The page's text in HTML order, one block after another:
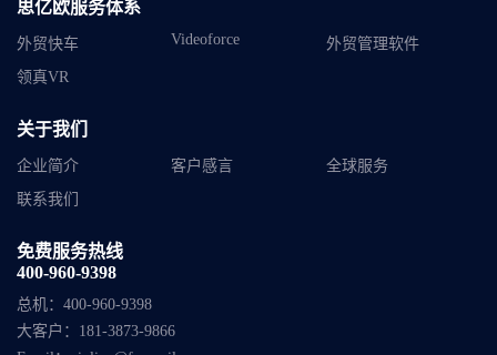
思亿欧服务体系
外贸快车 Videoforce
外贸管理软件
领真VR
关于我们
企业简介 客户感言
全球服务
联系我们
免费服务热线
400-960-9398
总机： 400-960-9398
大客户： 181-3873-9866